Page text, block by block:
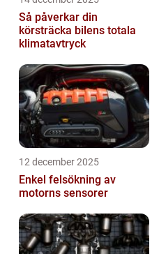
Så påverkar din
körsträcka bilens totala
klimatavtryck
12 december 2025
Enkel felsökning av
motorns sensorer